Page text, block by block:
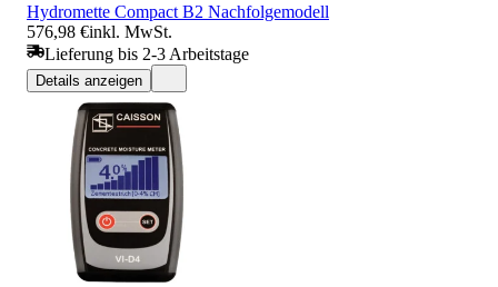
Hydromette Compact B2 Nachfolgemodell
576,98 €inkl. MwSt.
Lieferung bis 2-3 Arbeitstage
Details anzeigen